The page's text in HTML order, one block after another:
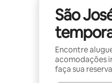
São
Encontre
acomodações
faça sua reserva